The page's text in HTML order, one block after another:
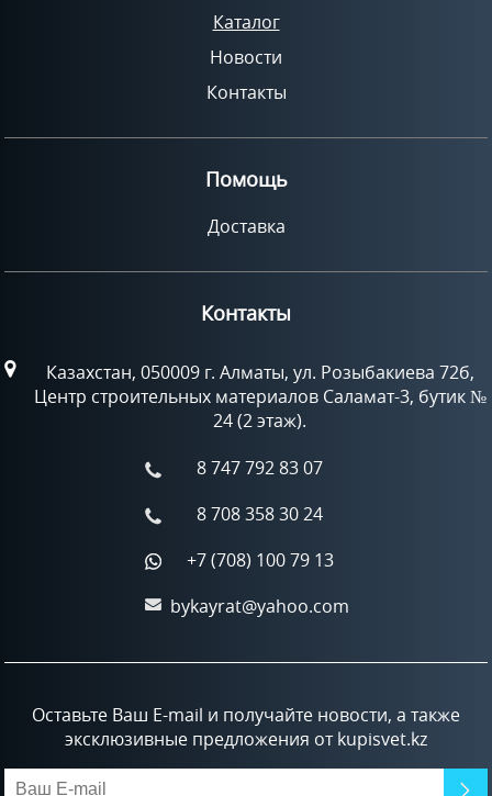
Каталог
Новости
Контакты
Помощь
Доставка
Контакты
Казахстан, 050009 г. Алматы, ул. Розыбакиева 72б,
Центр строительных материалов Саламат-3, бутик №
24 (2 этаж).
8 747 792 83 07
8 708 358 30 24
+7 (708) 100 79 13
bykayrat@yahoo.com
Оставьте Ваш E-mail и получайте новости, а также
эксклюзивные предложения от kupisvet.kz